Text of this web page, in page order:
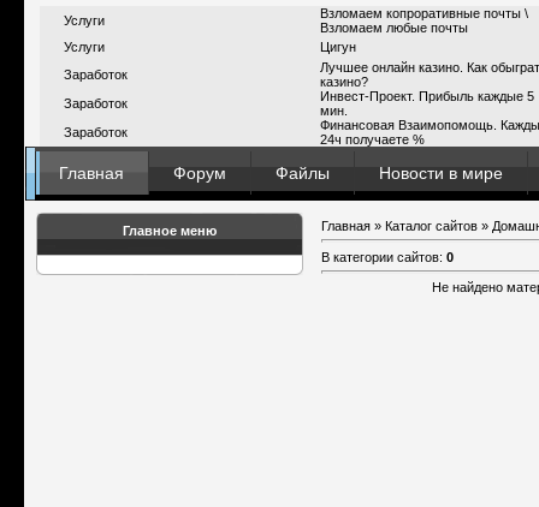
Услуги
Взломаем копроративные почты \
Взломаем любые почты
Услуги
Цигун
Заработок
Лучшее онлайн казино. Как
казино?
Заработок
Инвест-Проект. Прибыль каждые 5
мин.
Заработок
Финансовая Взаимопомощь.
24ч получаете %
Главная Форум Файлы Новости в мире
Главное меню Главная » Каталог сайтов »
В категории сайтов: 0
Не найдено